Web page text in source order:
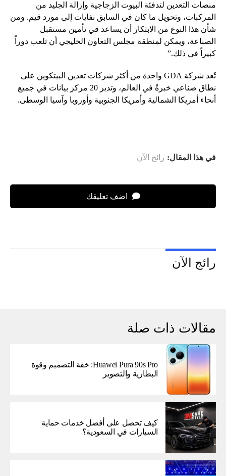
منصات التعدين لتدفئة البيوت الزجاجية وإزالة الجليد من
المركبات، وتحويل ما كان في السابق نفايات إلى مورد قيم. ومن
شأن هذا النوع من الابتكار أن يساعد في تأمين مستقبل
الصناعة، ويمكن لمنطقة مجلس التعاون الخليجي أن تلعب دوراً
كبيراً في ذلك.”
تُعد شركة GDA واحدة من أكثر شركات تعدين البيتكوين على
نطاق صناعي خبرةً في العالم، وتدير 20 مركز بيانات في جميع
أنحاء أمريكا الشمالية وأمريكا الجنوبية وأوروبا وآسيا الوسطى.
في هذا المقال: رائج الآن
اضف تعليقك
رائج الآن
مقالات ذات صلة
Huawei Pura 90s Pro: خفة التصميم وقوة
البطارية والتصوير
كيف تحصل على أفضل خدمات حماية
السيارات في السعودية؟